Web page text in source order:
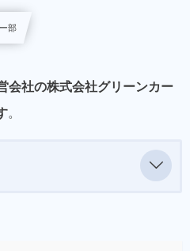
部
会社の株式会社グリーンカー
。